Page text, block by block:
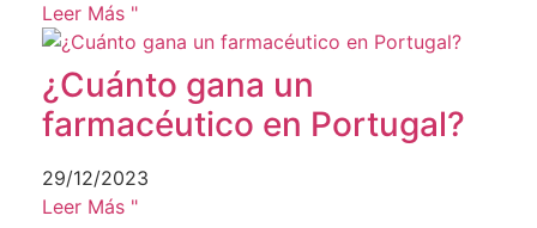
Leer Más "
¿Cuánto gana un
farmacéutico en Portugal?
29/12/2023
Leer Más "